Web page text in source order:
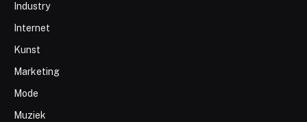
Industry
Internet
Kunst
Marketing
Mode
Muziek